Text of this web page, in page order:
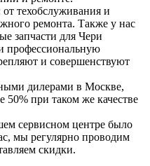
техобслуживания и
ремонта. Также у нас
запчасти для Чери
профессиональную
и совершенствуют
дилерами в Москве,
50% при таком же качестве
сервисном центре было
мы регулярно проводим
скидки.